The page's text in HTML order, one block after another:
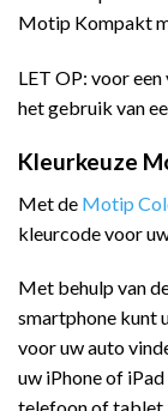
Motip Kompakt
LET OP: voor
het gebruik van
Kleurkeuze
Met de Motip
kleurcode voor
Met behulp van
smartphone kunt
voor uw auto
uw iPhone of